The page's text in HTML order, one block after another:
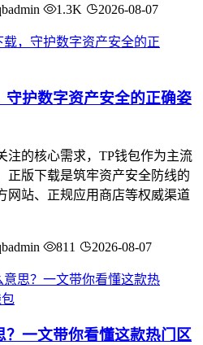
1.3K 2026-08-07
守护数字资产安全的正确姿
注的核心需求，TP钱包作为主流
正版下载是筑牢资产安全防线的
网站、正规应用商店等权威渠道
811 2026-08-07
？一文带你看懂这款热门区